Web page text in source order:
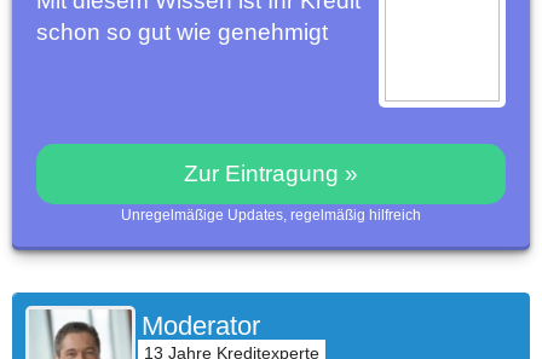
schon so gut wie genehmigt
Zur Eintragung »
Unregelmäßige Updates, regelmäßig hilfreich
Moderator